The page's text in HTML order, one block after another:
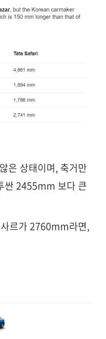
은 상태이며, 축거만
싼 2455mm 보다 큰
르가 2760mm라면,